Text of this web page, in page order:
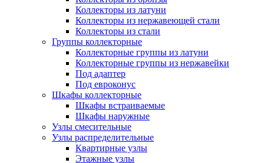
Коллекторы из латуни
Коллекторы из нержавеющей стали
Коллекторы из стали
Группы коллекторные
Коллекторные группы из латуни
Коллекторные группы из нержавейки
Под адаптер
Под евроконус
Шкафы коллекторные
Шкафы встраиваемые
Шкафы наружные
Узлы смесительные
Узлы распределительные
Квартирные узлы
Этажные узлы